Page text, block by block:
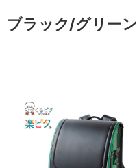
ブラック/グリーン